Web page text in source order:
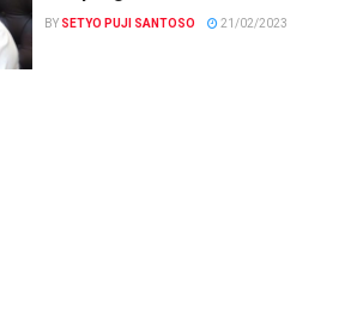
BY SETYO PUJI SANTOSO 21/02/2023